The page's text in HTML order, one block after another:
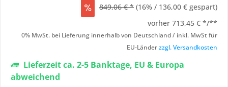
849,06 € * (16% / 136,00 € gespart)
vorher 713,45 € */**
0% MwSt. bei Lieferung innerhalb von Deutschland / inkl. MwSt für
EU-Länderzzgl. Versandkosten
Lieferzeit ca. 2-5 Banktage, EU & Europa
abweichend